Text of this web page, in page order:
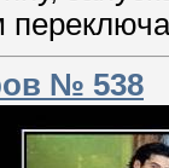
№ 538